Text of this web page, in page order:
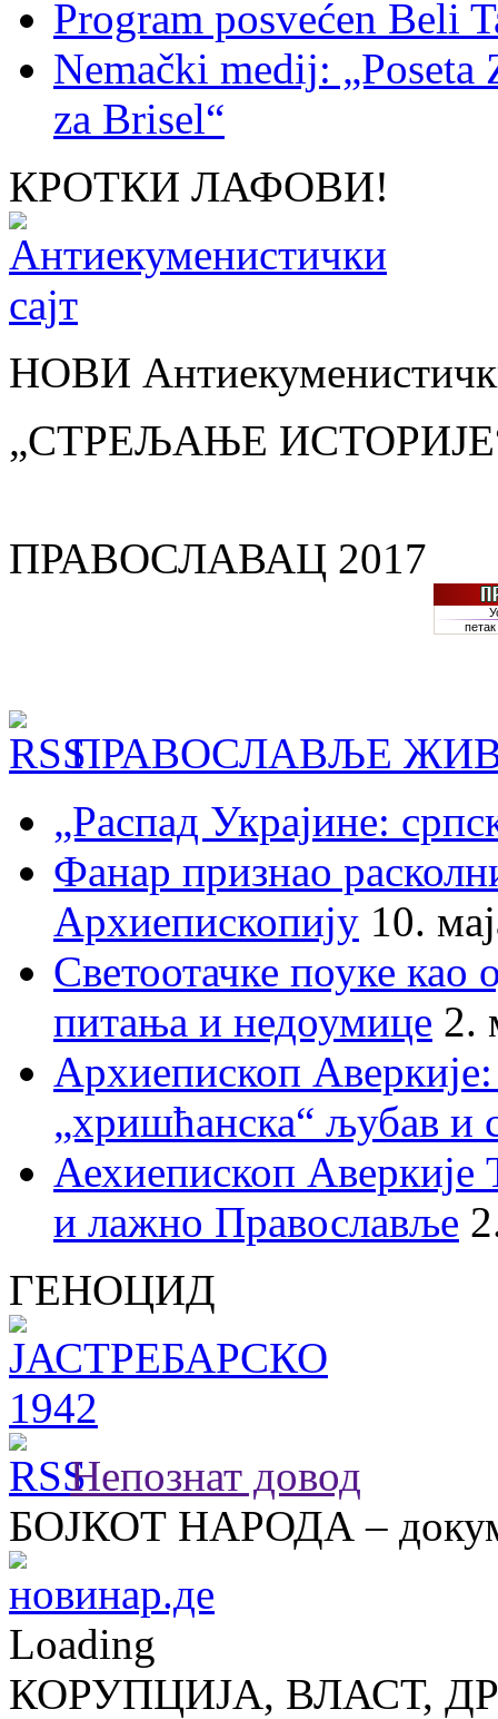
Program posvećen Beli
Nemački medij: „Poseta
za Brisel“
КРОТКИ ЛАФОВИ!
НОВИ
„СТРЕЉАЊЕ
ПРАВОСЛАВАЦ 2017
ПРАВОСЛАВЉЕ
„Распад Украјине:
Фанар признао
Архиепископију 10.
Светоотачке поуке као
питања и недоумице 2.
Архиепископ
„хришћанска“ љубав и
Аехиепископ
и лажно Православље
ГЕНОЦИД
Непознат довод
БОЈКОТ НАРОДА –
Loading
КОРУПЦИЈА, ВЛАСТ,